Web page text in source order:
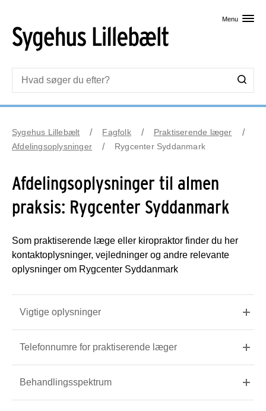
Menu
Sygehus Lillebælt Fagfolk
Praktiserende læger
Afdelingsoplysninger
Rygcenter Syddanmark
Afdelingsoplysninger til almen
praksis: Rygcenter Syddanmark
Som praktiserende læge eller kiropraktor finder du her
kontaktoplysninger, vejledninger og andre relevante
oplysninger om Rygcenter Syddanmark
Vigtige oplysninger
Telefonnumre for praktiserende læger
Behandlingsspektrum